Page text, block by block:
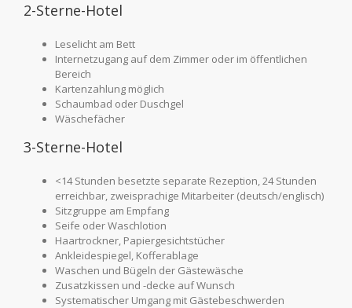
2-Sterne-Hotel
Leselicht am Bett
Internetzugang auf dem Zimmer oder im öffentlichen
Bereich
Kartenzahlung möglich
Schaumbad oder Duschgel
Wäschefächer
3-Sterne-Hotel
<14 Stunden besetzte separate Rezeption, 24 Stunden
erreichbar, zweisprachige Mitarbeiter (deutsch/englisch)
Sitzgruppe am Empfang
Seife oder Waschlotion
Haartrockner, Papiergesichtstücher
Ankleidespiegel, Kofferablage
Waschen und Bügeln der Gästewäsche
Zusatzkissen und -decke auf Wunsch
Systematischer Umgang mit Gästebeschwerden